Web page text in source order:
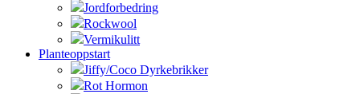
Jordforbedring
Rockwool
Vermikulitt
Planteoppstart
Jiffy/Coco Dyrkebrikker
Rot Hormon